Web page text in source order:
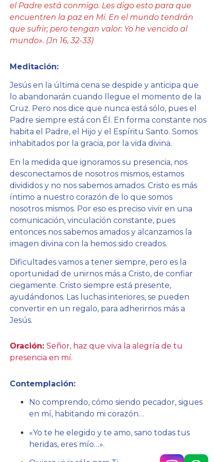
el Padre está conmigo. Les digo esto para que
encuentren la paz en Mí. En el mundo tendrán
que sufrir; pero tengan valor: Yo he vencido al
mundo». (Jn 16, 32-33)
Meditación:
Jesús en la última cena se despide y anticipa que
lo abandonarán cuando llegue el momento de la
Cruz. Pero nos dice que nunca está sólo, pues el
Padre siempre está con Él. En forma constante nos
habita el Padre, el Hijo y el Espíritu Santo. Somos
inhabitados por la gracia, por la vida divina.
En la medida que ignoramos su presencia, nos
desconectamos de nosotros mismos, estamos
divididos y no nos sabemos amados. Cristo es más
íntimo a nuestro corazón de lo que somos
nosotros mismos. Por eso es preciso vivir en una
comunicación, vinculación constante, pues
entonces nos sabemos amados y alcanzamos la
imagen divina con la hemos sido creados.
Dificultades vamos a tener siempre, pero es la
oportunidad de unirnos más a Cristo, de confiar
ciegamente. Cristo siempre está presente,
ayudándonos. Las luchas interiores, se pueden
convertir en un regalo, para adherirnos más a
Jesús.
Oración: Señor, haz que viva la alegría de tu
presencia en mí.
Contemplación:
No comprendo, cómo siendo pecador, sigues
en mí, habitando mi corazón…
«Yo te he elegido y te amo, sano todas tus
heridas, eres mío…».